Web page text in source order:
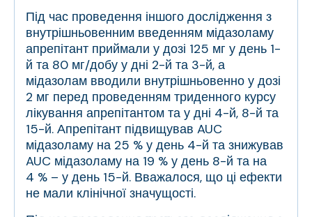
Під час проведення іншого дослідження з
внутрішньовенним введенням мідазоламу
апрепітант приймали у дозі 125 мг у день 1-
й та 80 мг/добу у дні 2-й та 3-й, а
мідазолам вводили внутрішньовенно у дозі
2 мг перед проведенням триденного курсу
лікування апрепітантом та у дні 4-й, 8-й та
15-й. Апрепітант підвищував AUC
мідазоламу на 25 % у день 4-й та знижував
AUC мідазоламу на 19 % у день 8-й та на
4 % – у день 15-й. Вважалося, що ці ефекти
не мали клінічної значущості.